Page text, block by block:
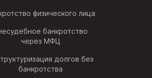
физического лица
банкротство
через МФЦ
долгов без
банкротства